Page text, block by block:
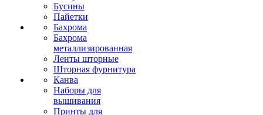
Бусины
Пайетки
Бахрома
Бахрома
металлизированная
Ленты шторные
Шторная фурнитура
Канва
Наборы для
вышивания
Принты для